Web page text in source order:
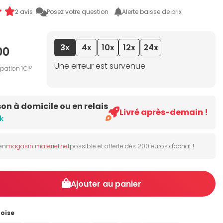
2 avis Posez votre question Alerte baisse de prix
1€02
3x 4x 10x 12x
24x
Une erreur est survenue
à domicile ou en relais
Livré après-demain !
magasin materiel.netpossible et offerte dès 200 euros d'achat !
Ajouter au panier